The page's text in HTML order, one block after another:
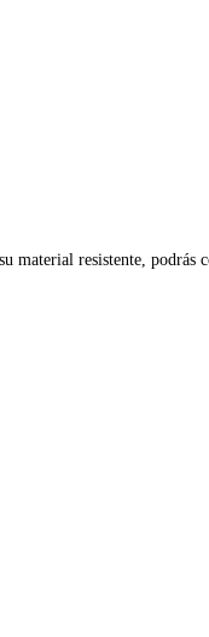
material resistente, podrás